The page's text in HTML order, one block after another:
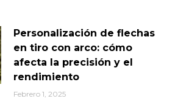
Personalización de flechas
en tiro con arco: cómo
afecta la precisión y el
rendimiento
Febrero 1, 2025